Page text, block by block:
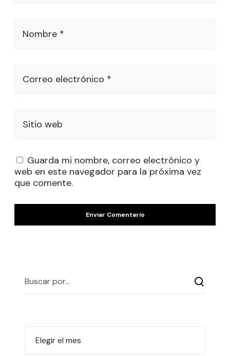
Nombre *
Correo electrónico *
Sitio web
Guarda mi nombre, correo electrónico y
web en este navegador para la próxima vez
que comente.